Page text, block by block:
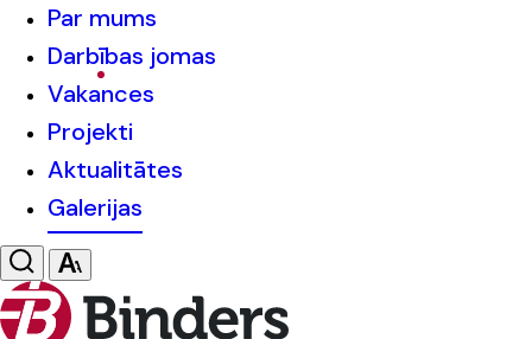
Par mums
Darbības jomas
Vakances
Projekti
Aktualitātes
Galerijas